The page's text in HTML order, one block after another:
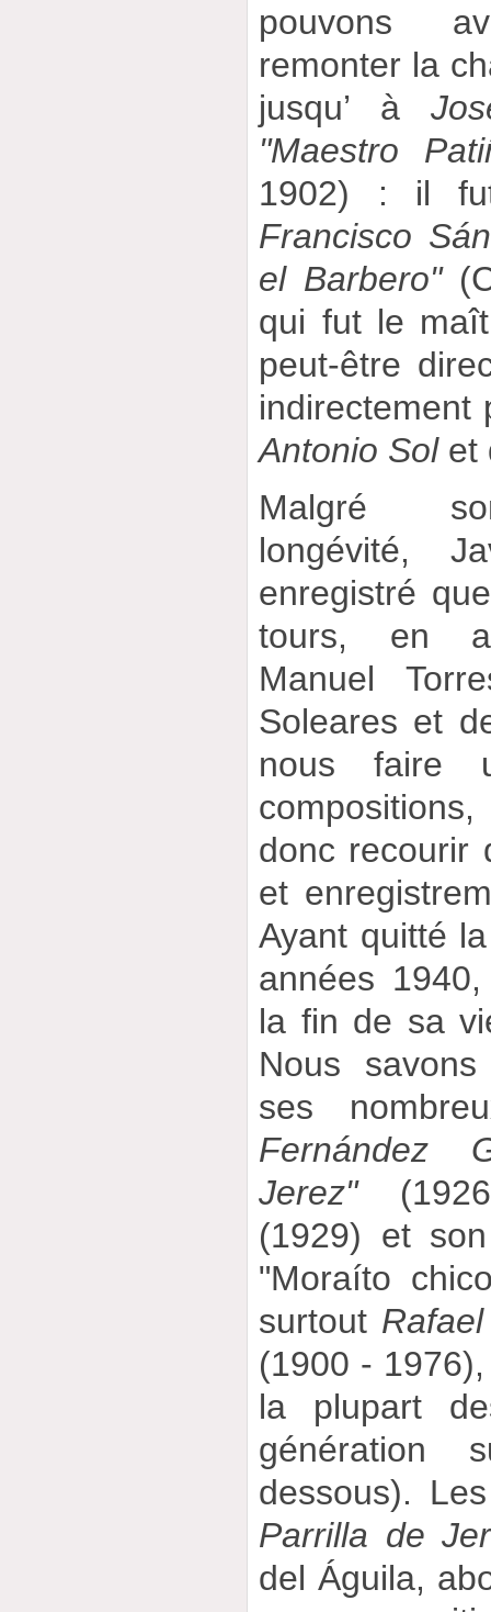
pouvons
remonter la
jusqu’ à
"Maestro
1902) : il
Francisco
el Barbero"
qui fut le
peut-être
indirectement
Antonio Solet
Malgré
longévité,
enregistré
tours, en
Manuel
Soleares et
nous faire
donc recourir
et
Ayant quitté
années
la fin de sa
Nous
ses
Fernández
Jerez"
(1929) et
"Moraíto
surtout
(1900 -
la plupart
génération
dessous).
Parrilla de
del Águila,